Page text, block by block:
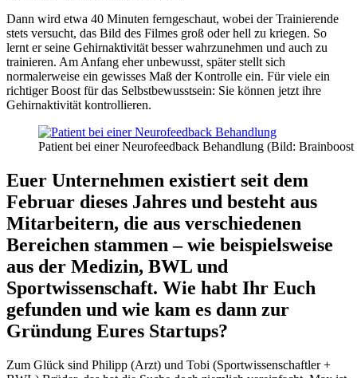
Dann wird etwa 40 Minuten ferngeschaut, wobei der Trainierende
stets versucht, das Bild des Filmes groß oder hell zu kriegen. So
lernt er seine Gehirnaktivität besser wahrzunehmen und auch zu
trainieren. Am Anfang eher unbewusst, später stellt sich
normalerweise ein gewisses Maß der Kontrolle ein. Für viele ein
richtiger Boost für das Selbstbewusstsein: Sie können jetzt ihre
Gehirnaktivität kontrollieren.
Patient bei einer Neurofeedback Behandlung (Bild:
Euer Unternehmen existiert seit dem
Februar dieses Jahres und besteht aus
Mitarbeitern, die aus verschiedenen
Bereichen stammen – wie beispielsweise
aus der Medizin, BWL und
Sportwissenschaft. Wie habt Ihr Euch
gefunden und wie kam es dann zur
Gründung Eures Startups?
Zum Glück sind Philipp (Arzt) und Tobi (Sportwissenschaftler +